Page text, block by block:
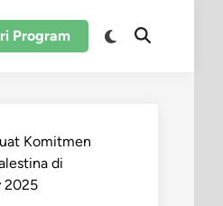
Program
Switch
Open
Komitmen
di
2025